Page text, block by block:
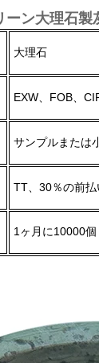
ン大理石製
大理石
EXW、FOB、
サンプルまたは
TT、30％の前
1ヶ月に10000個